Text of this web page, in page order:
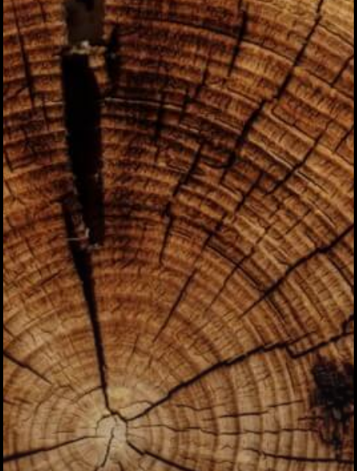
ハイパー縁側@東本
ハイパー縁側@阿倍
ハイパー縁側@新京
ハイパー縁側@塩屋
ハイパー縁側@梅田
祭
ハイパー縁側@車山
Archives
Archives リスト表示
Category
アート／文化／音楽
クラフト
コミュニティ／まちづ
アクセス
お問い合わせ